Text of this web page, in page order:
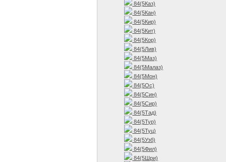
84(5Каз)
84(5Кан)
84(5Кир)
84(5Кит)
84(5Кор)
84(5Лив)
84(5Маз)
84(5Малаз)
84(5Мон)
84(5Ос)
84(5Син)
84(5Сир)
84(5Тад)
84(5Тур)
84(5Туц)
84(5Узб)
84(5Фил)
84(5Шри)